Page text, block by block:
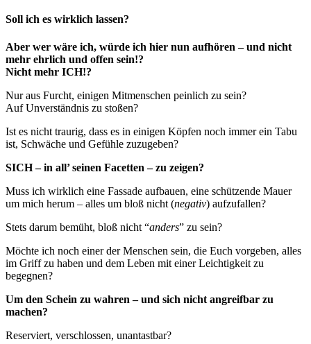
Soll ich es wirklich lassen?
Aber wer wäre ich, würde ich hier nun aufhören – und nicht
mehr ehrlich und offen sein!?
Nicht mehr ICH!?
Nur aus Furcht, einigen Mitmenschen peinlich zu sein?
Auf Unverständnis zu stoßen?
Ist es nicht traurig, dass es in einigen Köpfen noch immer ein Tabu
ist, Schwäche und Gefühle zuzugeben?
SICH – in all’ seinen Facetten – zu zeigen?
Muss ich wirklich eine Fassade aufbauen, eine schützende Mauer
um mich herum – alles um bloß nicht (negativ) aufzufallen?
Stets darum bemüht, bloß nicht “anders” zu sein?
Möchte ich noch einer der Menschen sein, die Euch vorgeben, alles
im Griff zu haben und dem Leben mit einer Leichtigkeit zu
begegnen?
Um den Schein zu wahren – und sich nicht angreifbar zu
machen?
Reserviert, verschlossen, unantastbar?